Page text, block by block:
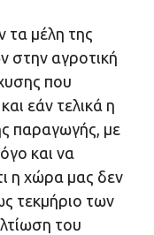
τα μέλη της
αγροτική
που
εάν τελικά η
παραγωγής, με
και να
η χώρα μας δεν
τεκμήριο των
του